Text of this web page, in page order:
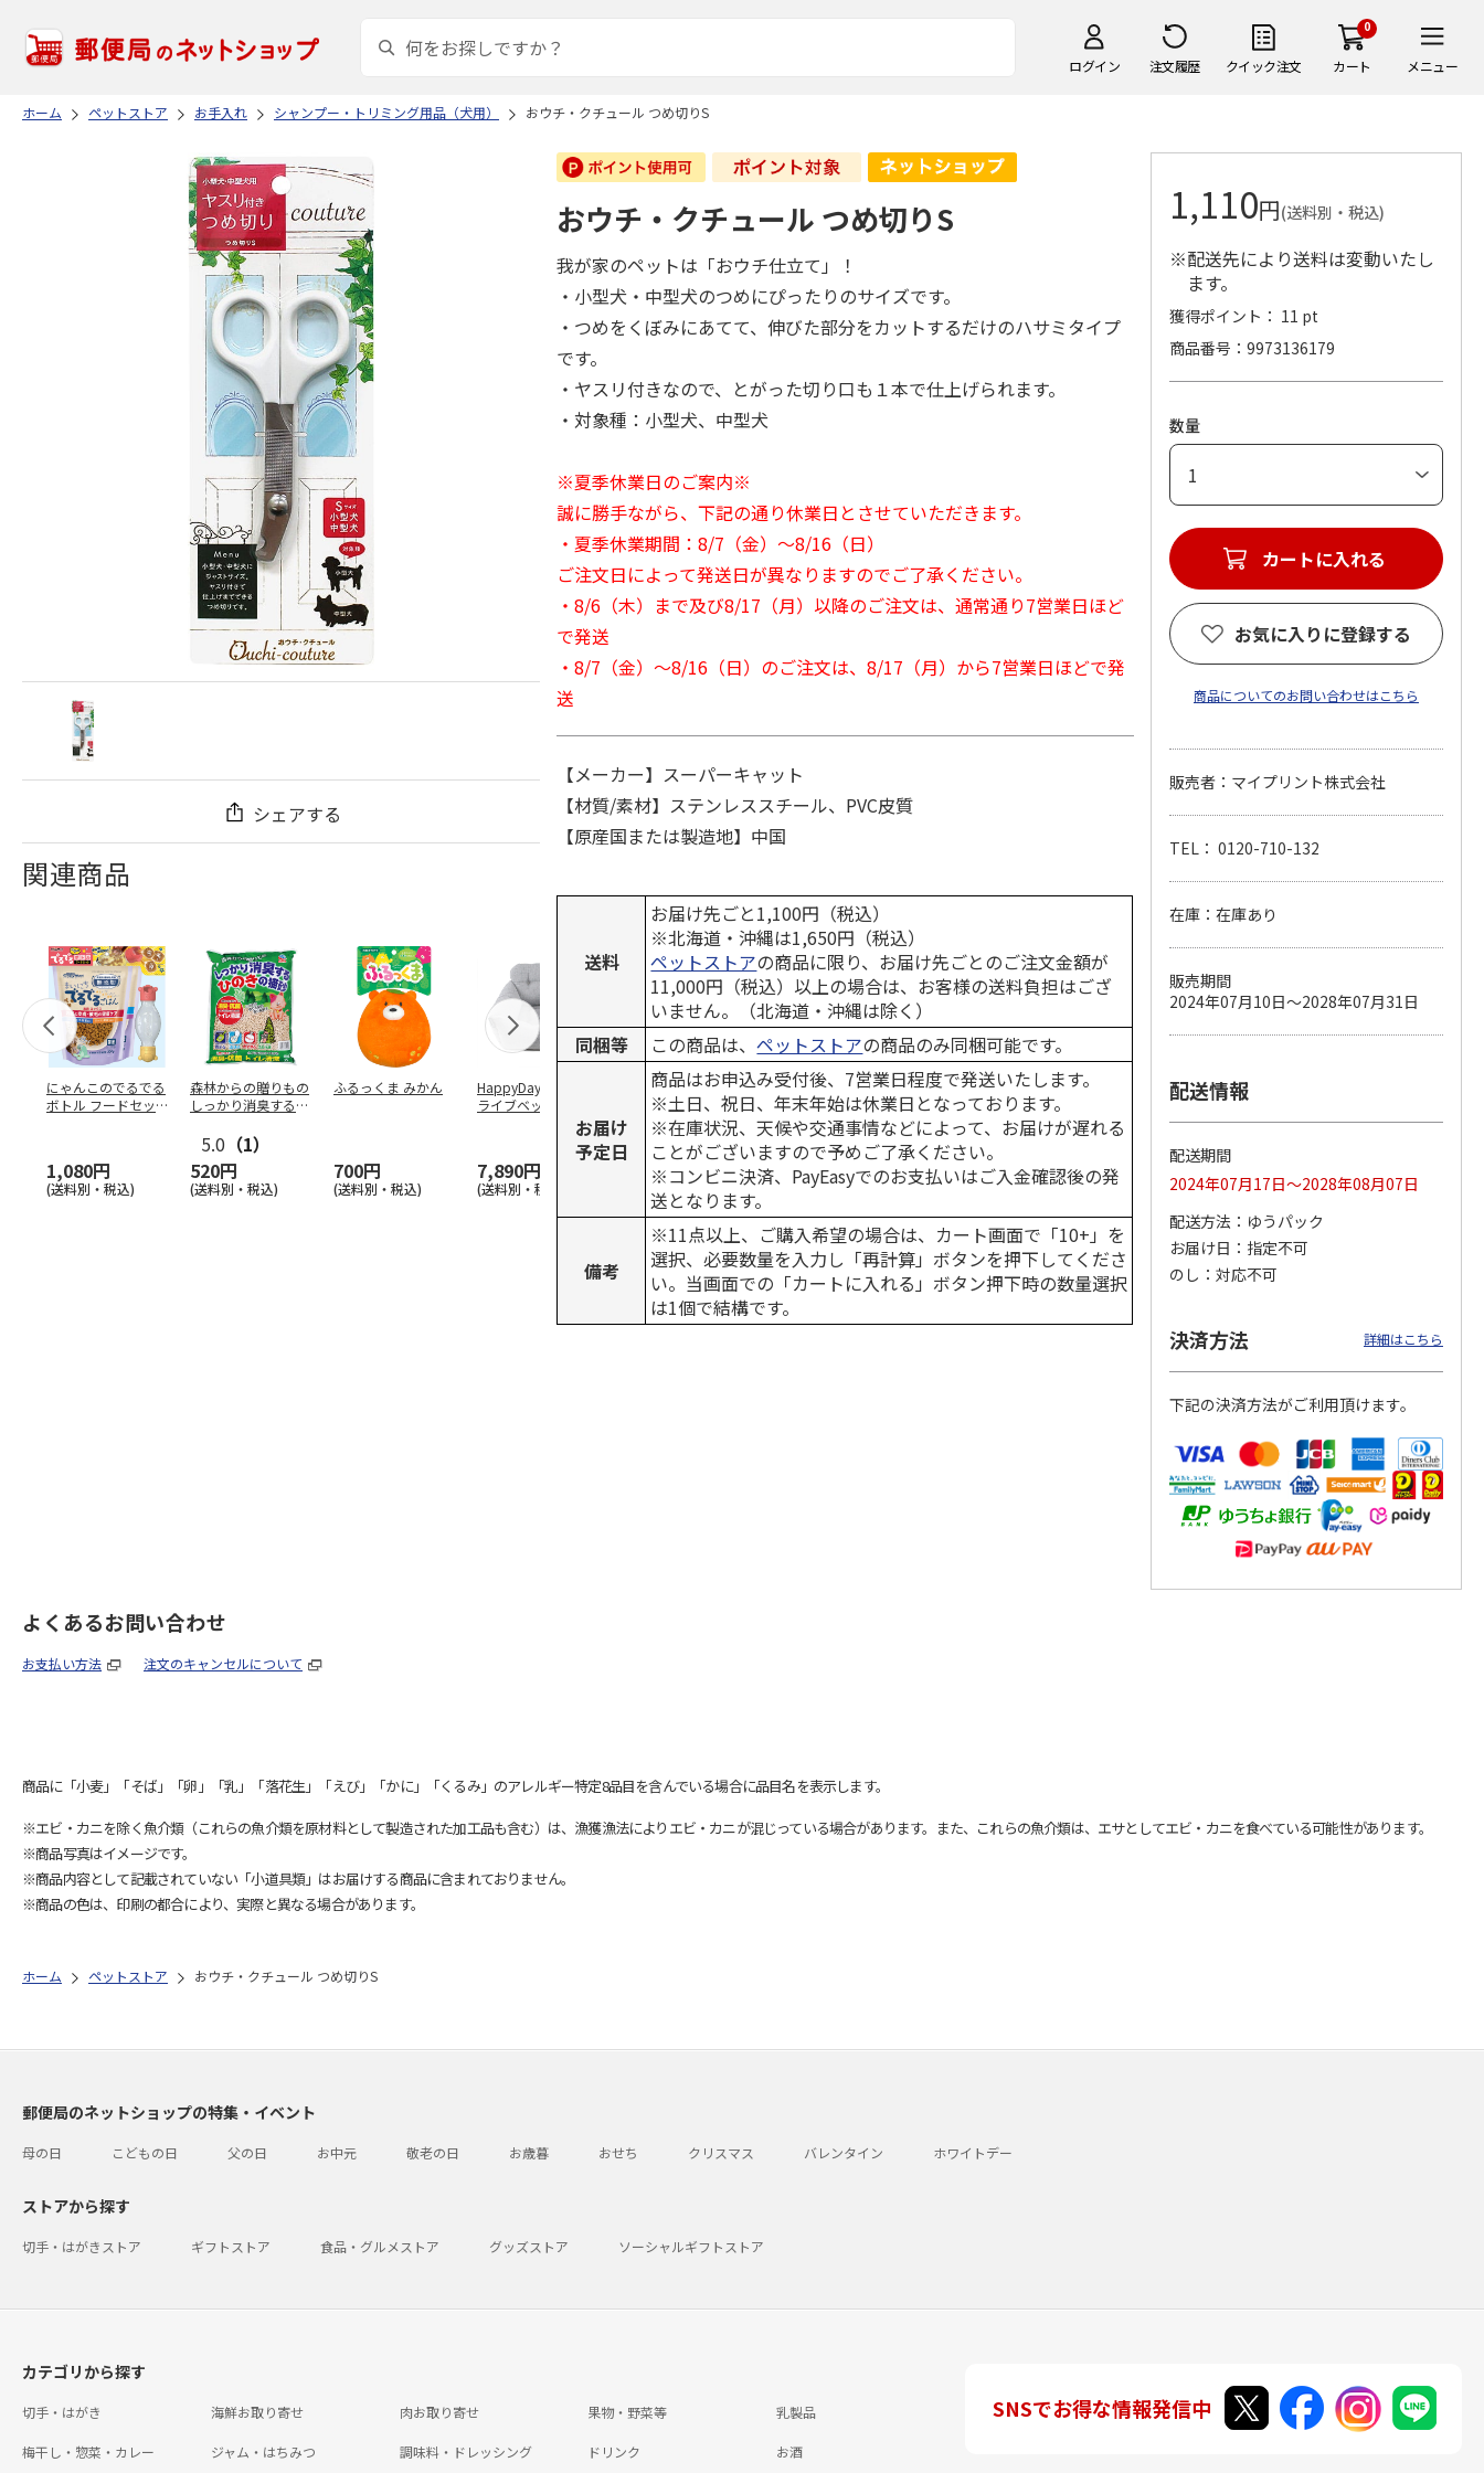
ログイン 注文履歴 クイック注文
0
カート メニュー
ホーム ペットストア お手入れ シャンプー・トリミング用品（犬用） おウチ・クチュール つめ切りS
シェアする
関連商品
にゃんこのでるでる
ボトル フードセッ
1,080円
(送料別・税込)
森林からの贈りもの
しっかり消臭するひ
5.0 （1）
520円
(送料別・税込)
ふるっくま みかん
700円
(送料別・税込)
HappyDays 2wayド
ライブベッド グレ
7,890円
(送料別・税込)
獣医師開発 ニオイ
をとる砂専用 猫ト
イレ ナチュラルグ
レー
1,550円
(送料別・税込)
デオトイレ 飛び散
らない消臭・抗菌サ
ンド 4L
1,320円
(送料別・税込)
銀のスプーン パウ
チ 健康に育つ子ね
こ用 まぐろ・かつ
おに…
120円
(送料別・税込)
無添加良品 カムカ
ムデンタルコーン
ぐるぐるボーン型 S
…
470円
(送料別・税込)
ペット線香 虹のか
なた フルーティフ
ローラルの香り
590円
(送料別・税込)
えBOX とりささ…
380円
(送料別・税込)
おウチ・クチュール つめ切りS
我が家のペットは「おウチ仕立て」！
・小型犬・中型犬のつめにぴったりのサイズです。
・つめをくぼみにあてて、伸びた部分をカットするだけのハサミタイプ
です。
・ヤスリ付きなので、とがった切り口も１本で仕上げられます。
・対象種：小型犬、中型犬
※夏季休業日のご案内※
誠に勝手ながら、下記の通り休業日とさせていただきます。
・夏季休業期間：8/7（金）～8/16（日）
ご注文日によって発送日が異なりますのでご了承ください。
・8/6（木）まで及び8/17（月）以降のご注文は、通常通り7営業日ほど
で発送
・8/7（金）～8/16（日）のご注文は、8/17（月）から7営業日ほどで発
送
【メーカー】スーパーキャット
【材質/素材】ステンレススチール、PVC皮質
【原産国または製造地】中国
送料
お届け先ごと1,100円（税込）
※北海道・沖縄は1,650円（税込）
ペットストアの商品に限り、お届け先ごとのご注文金額が
11,000円（税込）以上の場合は、お客様の送料負担はござ
いません。（北海道・沖縄は除く）
同梱等
この商品は、ペットストアの商品のみ同梱可能です。
お届け
予定日
商品はお申込み受付後、7営業日程度で発送いたします。
※土日、祝日、年末年始は休業日となっております。
※在庫状況、天候や交通事情などによって、お届けが遅れる
ことがございますので予めご了承ください。
※コンビニ決済、PayEasyでのお支払いはご入金確認後の発
送となります。
備考
※11点以上、ご購入希望の場合は、カート画面で「10+」を
選択、必要数量を入力し「再計算」ボタンを押下してくださ
い。当画面での「カートに入れる」ボタン押下時の数量選択
は1個で結構です。
1,110円(送料別・税込)
※配送先により送料は変動いたし
ます。
獲得ポイント： 11 pt
商品番号
9973136179
数量
カートに入れる
お気に入りに登録する
商品についてのお問い合わせはこちら
販売者：マイプリント株式会社
TEL： 0120-710-132
在庫：在庫あり
販売期間
2024年07月10日～2028年07月31日
配送情報
配送期間
2024年07月17日～2028年08月07日
配送方法
ゆうパック
お届け日
指定不可
のし
対応不可
決済方法 詳細はこちら
下記の決済方法がご利用頂けます。
よくあるお問い合わせ
お支払い方法 注文のキャンセルについて
商品に「小麦」「そば」「卵」「乳」「落花生」「えび」「かに」「くるみ」のアレルギー特定8品目を含んでいる場合に品目名を表示します。
※エビ・カニを除く魚介類（これらの魚介類を原材料として製造された加工品も含む）は、漁獲漁法によりエビ・カニが混じっている場合があります。また、これらの魚介類は、エサとしてエビ・カニを食べている可能性があります。
※商品写真はイメージです。
※商品内容として記載されていない「小道具類」はお届けする商品に含まれておりません。
※商品の色は、印刷の都合により、実際と異なる場合があります。
ホーム ペットストア おウチ・クチュール つめ切りS
郵便局のネットショップの特集・イベント
母の日 こどもの日 父の日 お中元 敬老の日 お歳暮 おせち クリスマス バレンタイン ホワイトデー
ストアから探す
切手・はがきストア ギフトストア 食品・グルメストア グッズストア ソーシャルギフトストア
カテゴリから探す
切手・はがき 海鮮お取り寄せ 肉お取り寄せ 果物・野菜等 乳製品
梅干し・惣菜・カレー ジャム・はちみつ 調味料・ドレッシング ドリンク お酒
SNSでお得な情報発信中